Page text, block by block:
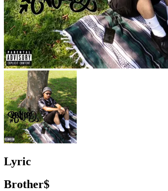
Lyric
Brother$